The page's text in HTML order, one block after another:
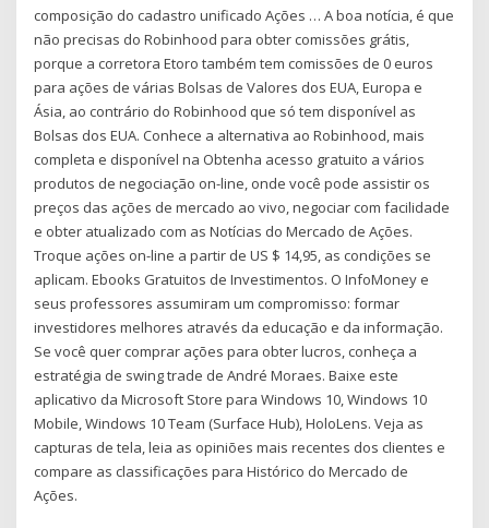
composição do cadastro unificado Ações … A boa notícia, é que
não precisas do Robinhood para obter comissões grátis,
porque a corretora Etoro também tem comissões de 0 euros
para ações de várias Bolsas de Valores dos EUA, Europa e
Ásia, ao contrário do Robinhood que só tem disponível as
Bolsas dos EUA. Conhece a alternativa ao Robinhood, mais
completa e disponível na Obtenha acesso gratuito a vários
produtos de negociação on-line, onde você pode assistir os
preços das ações de mercado ao vivo, negociar com facilidade
e obter atualizado com as Notícias do Mercado de Ações.
Troque ações on-line a partir de US $ 14,95, as condições se
aplicam. Ebooks Gratuitos de Investimentos. O InfoMoney e
seus professores assumiram um compromisso: formar
investidores melhores através da educação e da informação.
Se você quer comprar ações para obter lucros, conheça a
estratégia de swing trade de André Moraes. Baixe este
aplicativo da Microsoft Store para Windows 10, Windows 10
Mobile, Windows 10 Team (Surface Hub), HoloLens. Veja as
capturas de tela, leia as opiniões mais recentes dos clientes e
compare as classificações para Histórico do Mercado de
Ações.